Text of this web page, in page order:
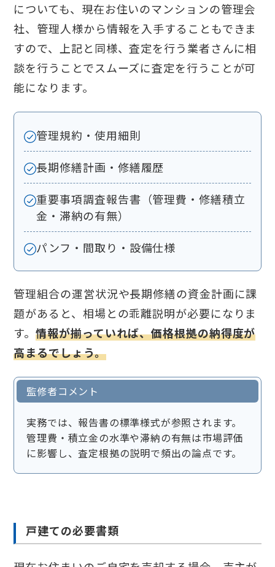
についても、現在お住いのマンションの管理会
社、管理人様から情報を入手することもできま
すので、上記と同様、査定を行う業者さんに相
談を行うことでスムーズに査定を行うことが可
能になります。
管理規約・使用細則
長期修繕計画・修繕履歴
重要事項調査報告書（管理費・修繕積立
金・滞納の有無）
パンフ・間取り・設備仕様
管理組合の運営状況や長期修繕の資金計画に課
題があると、相場との乖離説明が必要になりま
す。情報が揃っていれば、価格根拠の納得度が
高まるでしょう。
監修者コメント
実務では、報告書の標準様式が参照されます。
管理費・積立金の水準や滞納の有無は市場評価
に影響し、査定根拠の説明で頻出の論点です。
戸建ての必要書類